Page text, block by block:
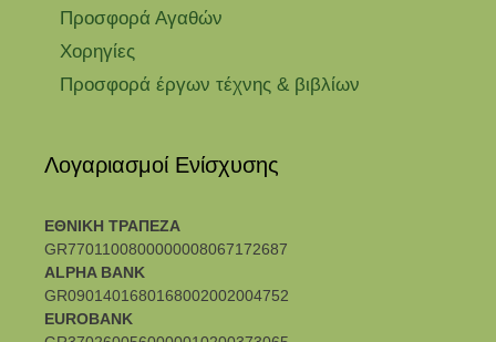
Προσφορά Αγαθών
Χορηγίες
Προσφορά έργων τέχνης & βιβλίων
Λογαριασμοί Ενίσχυσης
ΕΘΝΙΚΗ ΤΡΑΠΕΖΑ
GR7701100800000008067172687
ALPHA BANK
GR0901401680168002002004752
EUROBANK